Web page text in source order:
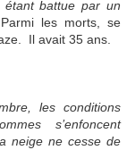
battue par un
les morts, se
Il avait 35 ans.
les conditions
s’enfoncent
neige ne cesse de